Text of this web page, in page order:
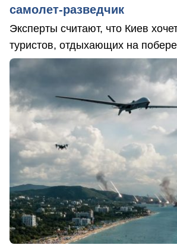
самолет-разведчик
Эксперты считают, что Киев
туристов, отдыхающих на